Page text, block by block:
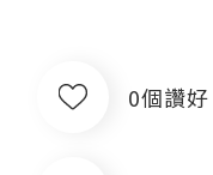
0個讚好